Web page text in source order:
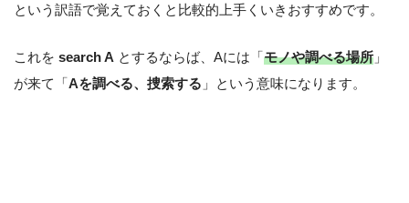
という訳語で覚えておくと比較的上手くいきおすすめです。
これを search A とするならば、Aには「モノや調べる場所 」
が来て「Aを調べる、捜索する 」という意味になります。